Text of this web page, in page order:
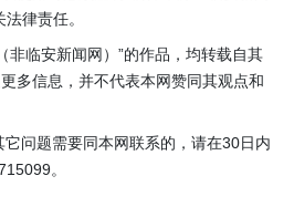
律责任。
临安新闻网）”的作品，均转载自其
多信息，并不代表本网赞同其观点和
问题需要同本网联系的，请在30日内
。